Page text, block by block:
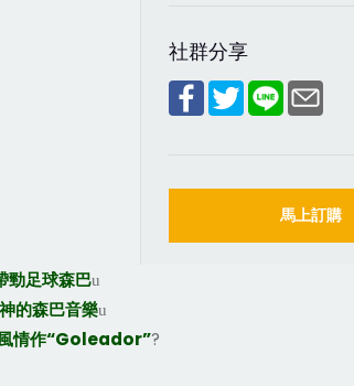
社群分享
馬上訂購
勁足球森巴u
的森巴音樂u
情作“Goleador”?